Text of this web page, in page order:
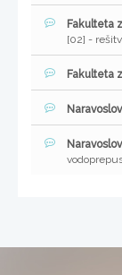
Fakulteta
[02] -
Fakulteta